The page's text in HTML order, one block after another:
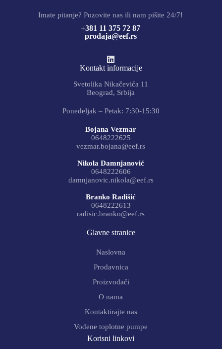
Imate pitanje? Pozovite nas ili nam pišite 24/7!
+381 11 375 72 87
prodaja@eef.rs
Kontakt informacije
Svetolika Nikačevića 11
Beograd, Srbija
Ponedeljak – Petak: 7:30-15:30
Bojana Vezmar
0648222625
vezmar.bojana@eef.rs
Nikola Damnjanović
0648222606
damnjanovic.nikola@eef.rs
Branko Radišić
0648222613
radisic.branko@eef.rs
Glavne stranice
Naslovna
Prodavnica
Proizvođači
O nama
Kontaktirajte nas
Vodene toplotne pumpe
Korisni linkovi